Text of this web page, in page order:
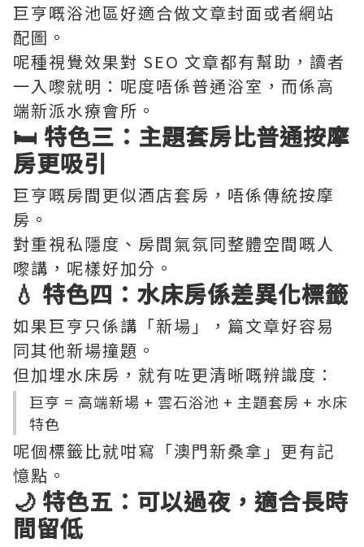
巨亨嘅浴池區好適合做文章封面或者網站
配圖。
呢種視覺效果對 SEO 文章都有幫助，讀者
一入嚟就明：呢度唔係普通浴室，而係高
端新派水療會所。
🛏️ 特色三：主題套房比普通按摩
房更吸引
巨亨嘅房間更似酒店套房，唔係傳統按摩
房。
對重視私隱度、房間氣氛同整體空間嘅人
嚟講，呢樣好加分。
💧 特色四：水床房係差異化標籤
如果巨亨只係講「新場」，篇文章好容易
同其他新場撞題。
但加埋水床房，就有咗更清晰嘅辨識度：
巨亨 = 高端新場 + 雲石浴池 + 主題套房 + 水床
特色
呢個標籤比就咁寫「澳門新桑拿」更有記
憶點。
🌙 特色五：可以過夜，適合長時
間留低